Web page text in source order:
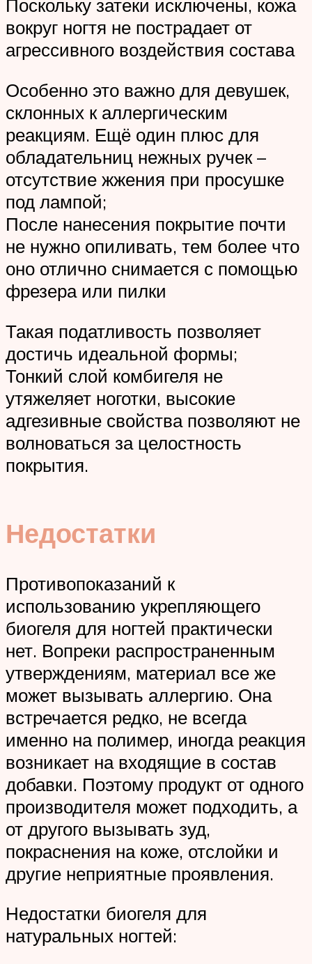
Поскольку затеки исключены, кожа
вокруг ногтя не пострадает от
агрессивного воздействия состава
Особенно это важно для девушек,
склонных к аллергическим
реакциям. Ещё один плюс для
обладательниц нежных ручек –
отсутствие жжения при просушке
под лампой;
После нанесения покрытие почти
не нужно опиливать, тем более что
оно отлично снимается с помощью
фрезера или пилки
Такая податливость позволяет
достичь идеальной формы;
Тонкий слой комбигеля не
утяжеляет ноготки, высокие
адгезивные свойства позволяют не
волноваться за целостность
покрытия.
Недостатки
Противопоказаний к
использованию укрепляющего
биогеля для ногтей практически
нет. Вопреки распространенным
утверждениям, материал все же
может вызывать аллергию. Она
встречается редко, не всегда
именно на полимер, иногда реакция
возникает на входящие в состав
добавки. Поэтому продукт от одного
производителя может подходить, а
от другого вызывать зуд,
покраснения на коже, отслойки и
другие неприятные проявления.
Недостатки биогеля для
натуральных ногтей: